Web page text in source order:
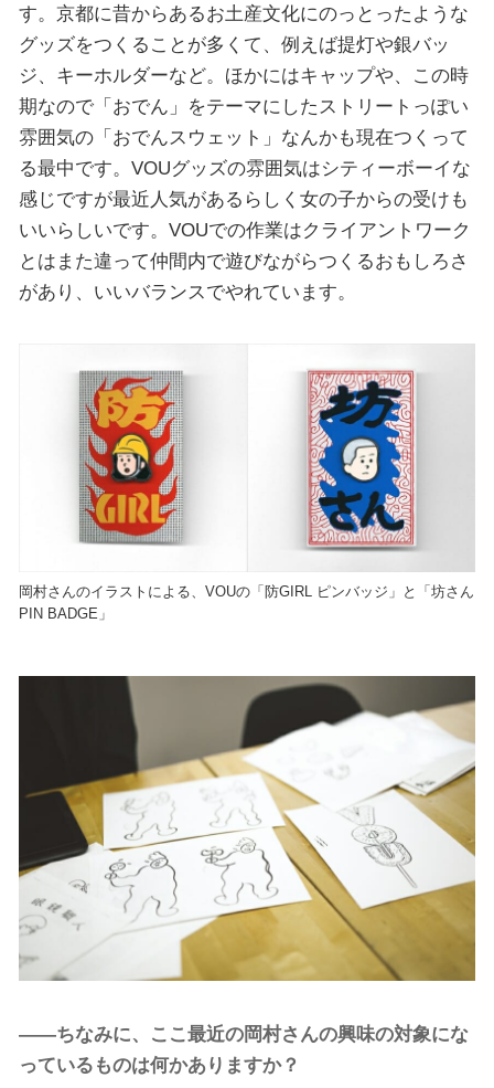
す。京都に昔からあるお土産文化にのっとったような
グッズをつくることが多くて、例えば提灯や銀バッ
ジ、キーホルダーなど。ほかにはキャップや、この時
期なので「おでん」をテーマにしたストリートっぽい
雰囲気の「おでんスウェット」なんかも現在つくって
る最中です。VOUグッズの雰囲気はシティーボーイな
感じですが最近人気があるらしく女の子からの受けも
いいらしいです。VOUでの作業はクライアントワーク
とはまた違って仲間内で遊びながらつくるおもしろさ
があり、いいバランスでやれています。
岡村さんのイラストによる、VOUの「防GIRL ピンバッジ」と「坊さん
PIN BADGE」
――ちなみに、ここ最近の岡村さんの興味の対象にな
っているものは何かありますか？